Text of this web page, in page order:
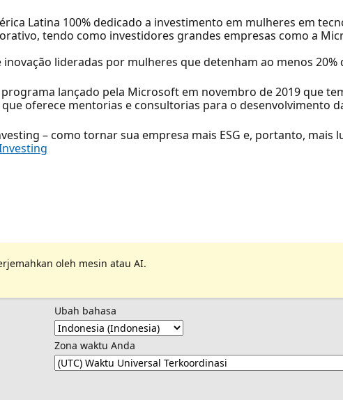
Latina 100% dedicado a investimento em mulheres em
tendo como investidores grandes empresas como a
lideradas por mulheres que detenham ao menos 20%
lançado pela Microsoft em novembro de 2019 que
oferece mentorias e consultorias para o desenvolvimento
– como tornar sua empresa mais ESG e, portanto, mais
oleh mesin atau AI.
Ubah bahasa
Zona waktu Anda